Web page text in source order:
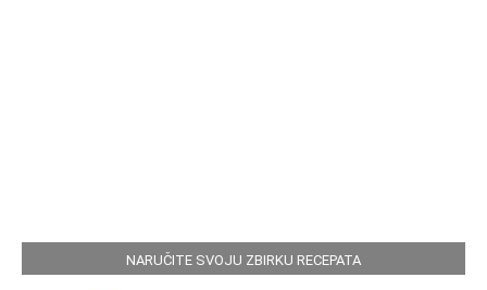
NARUČITE SVOJU ZBIRKU RECEPATA